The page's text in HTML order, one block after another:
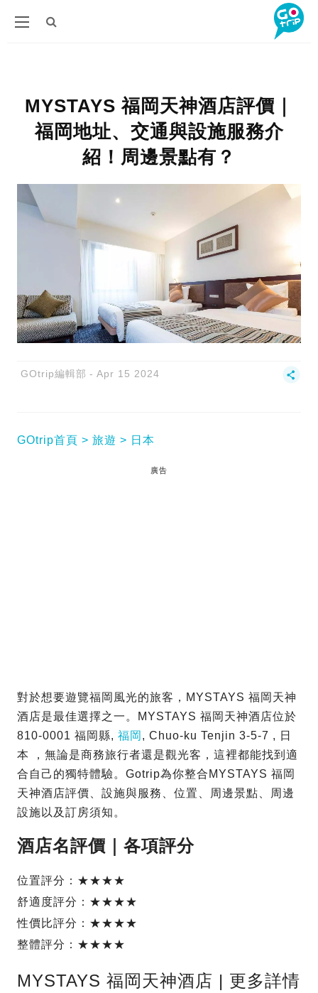
MYSTAYS 福岡天神酒店評價｜
福岡地址、交通與設施服務介
紹！周邊景點有？
GOtrip編輯部 Apr 15 2024
GOtrip首頁 旅遊 日本
廣告
對於想要遊覽福岡風光的旅客，MYSTAYS 福岡天神
酒店是最佳選擇之一。MYSTAYS 福岡天神酒店位於
810-0001 福岡縣, 福岡 , Chuo-ku Tenjin 3-5-7 , 日
本 ，無論是商務旅行者還是觀光客，這裡都能找到適
合自己的獨特體驗。Gotrip為你整合MYSTAYS 福岡
天神酒店評價、設施與服務、位置、周邊景點、周邊
設施以及訂房須知。
酒店名評價｜各項評分
位置評分：★★★★
舒適度評分：★★★★
性價比評分：★★★★
整體評分：★★★★
MYSTAYS 福岡天神酒店 | 更多詳情